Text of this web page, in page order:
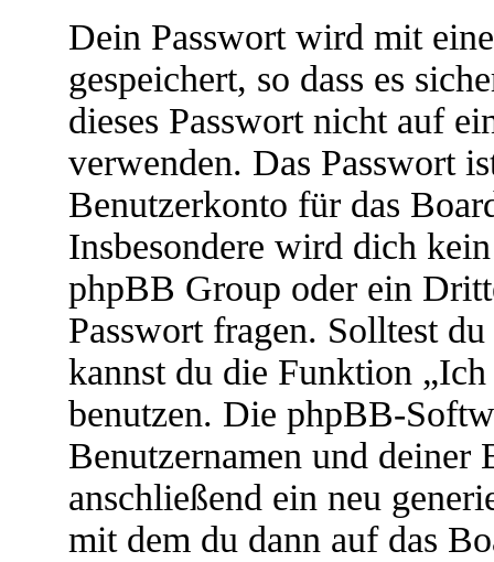
Dein Passwort wird mit
gespeichert, so dass es
dieses Passwort nicht auf
verwenden. Das Passwort
Benutzerkonto für das
Insbesondere wird dich
phpBB Group oder ein
Passwort fragen. Solltest
kannst du die Funktion „Ich
benutzen. Die phpBB-
Benutzernamen und deiner
anschließend ein neu
mit dem du dann auf das